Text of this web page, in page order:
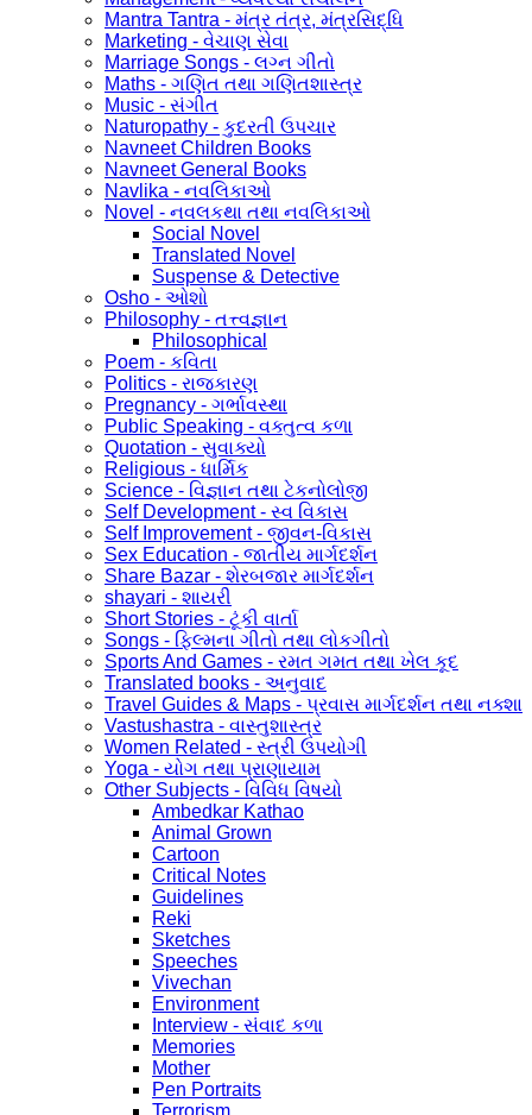
Mantra Tantra - મંત્ર તંત્ર, મંત્રસિદ્ધિ
Marketing - વેચાણ સેવા
Marriage Songs - લગ્ન ગીતો
Maths - ગણિત તથા ગણિતશાસ્ત્ર
Music - સંગીત
Naturopathy - કુદરતી ઉપચાર
Navneet Children Books
Navneet General Books
Navlika - નવલિકાઓ
Novel - નવલકથા તથા નવલિકાઓ
Social Novel
Translated Novel
Suspense & Detective
Osho - ઓશો
Philosophy - તત્ત્વજ્ઞાન
Philosophical
Poem - કવિતા
Politics - રાજકારણ
Pregnancy - ગર્ભાવસ્થા
Public Speaking - વક્તુત્વ કળા
Quotation - સુવાક્યો
Religious - ધાર્મિક
Science - વિજ્ઞાન તથા ટેકનોલોજી
Self Development - સ્વ વિકાસ
Self Improvement - જીવન-વિકાસ
Sex Education - જાતીય માર્ગદર્શન
Share Bazar - શેરબજાર માર્ગદર્શન
shayari - શાયરી
Short Stories - ટૂંકી વાર્તા
Songs - ફિલ્મના ગીતો તથા લોકગીતો
Sports And Games - રમત ગમત તથા ખેલ કૂદ
Translated books - અનુવાદ
Travel Guides & Maps - પ્રવાસ માર્ગદર્શન તથા નક્શા
Vastushastra - વાસ્તુશાસ્ત્ર
Women Related - સ્ત્રી ઉપયોગી
Yoga - યોગ તથા પ્રાણાયામ
Other Subjects - વિવિધ વિષયો
Ambedkar Kathao
Animal Grown
Cartoon
Critical Notes
Guidelines
Reki
Sketches
Speeches
Vivechan
Environment
Interview - સંવાદ કળા
Memories
Mother
Pen Portraits
Terrorism